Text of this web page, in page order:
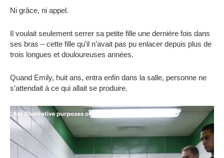
Ni grâce, ni appel.
Il voulait seulement serrer sa petite fille une dernière fois dans
ses bras – cette fille qu’il n’avait pas pu enlacer depuis plus de
trois longues et douloureuses années.
Quand Emily, huit ans, entra enfin dans la salle, personne ne
s’attendait à ce qui allait se produire.